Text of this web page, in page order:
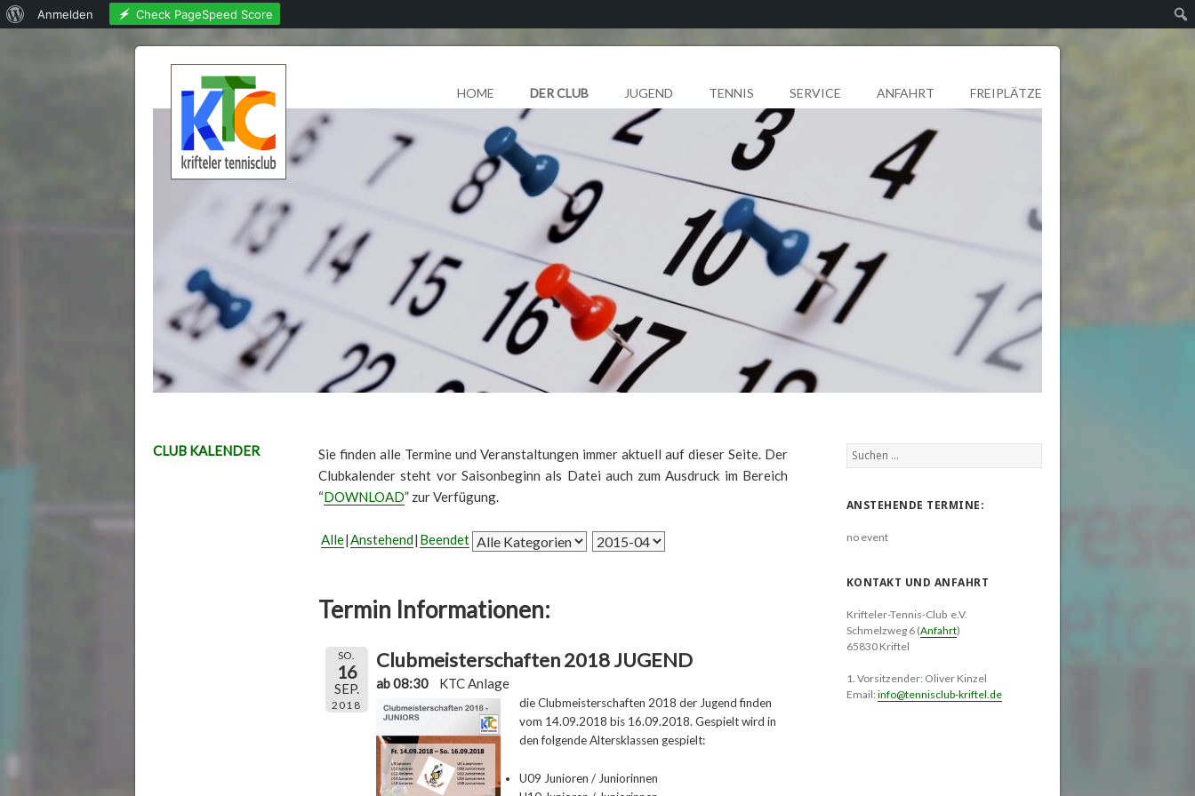
HOME DER CLUB JUGEND TENNIS SERVICE ANFAHRT FREIPLÄTZE
CLUB KALENDER
Suchen
nach:
ANSTEHENDE TERMINE:
no event
KONTAKT UND ANFAHRT
Krifteler-Tennis-Club e.V.
Schmelzweg 6 (Anfahrt)
65830 Kriftel
1. Vorsitzender: Oliver Kinzel
Email: info@tennisclub-kriftel.de
Sie finden alle Termine und Veranstaltungen immer aktuell auf dieser Seite. Der
Clubkalender steht vor Saisonbeginn als Datei auch zum Ausdruck im Bereich
“DOWNLOAD” zur Verfügung.
Alle Anstehend Beendet
Termin Informationen:
SO.
16
SEP.
2018
Clubmeisterschaften 2018 JUGEND
ab 08:30 KTC Anlage
die Clubmeisterschaften 2018 der Jugend finden
vom 14.09.2018 bis 16.09.2018. Gespielt wird in
denfolgende Altersklassen gespielt:
U09 Junioren / Juniorinnen
Über
Anmelden Check PageSpeed Score